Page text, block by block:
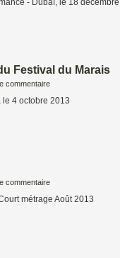
- Dubaï, le 18
Festival du Marais
commentaire
4 octobre 2013
commentaire
métrage Août 2013